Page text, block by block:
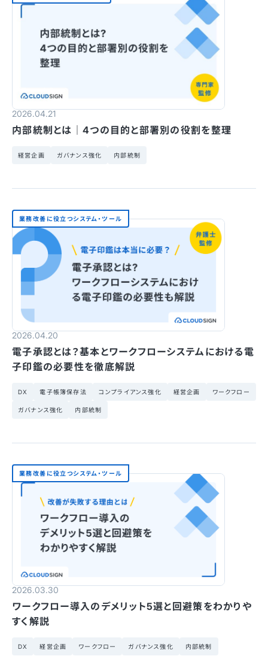
2026.04.21
内部統制とは｜4つの目的と部署別の役割を整理
経営企画 ガバナンス強化 内部統制
業務改善に役立つシステム・ツール
2026.04.20
電子承認とは？基本とワークフローシステムにおける電
子印鑑の必要性を徹底解説
DX 電子帳簿保存法 コンプライアンス強化 経営企画 ワークフロー
ガバナンス強化 内部統制
業務改善に役立つシステム・ツール
2026.03.30
ワークフロー導入のデメリット5選と回避策をわかりや
すく解説
DX 経営企画 ワークフロー ガバナンス強化 内部統制